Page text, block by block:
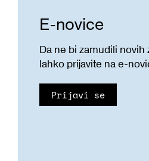
E-novice
Da ne bi zamudili
lahko prijavite na e-
Prijavi se